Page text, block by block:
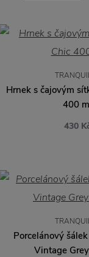
Hrnek s čajovým
400
430
Porcelánový
Vintage